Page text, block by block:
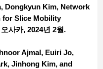
Dongkyun Kim, Network
for Slice Mobility
사카, 2024년 2월.
Ajmal, Euiri Jo,
Jinhong Kim, and